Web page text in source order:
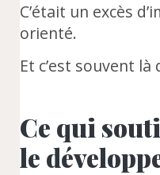
C’était un excès
orienté.
Et c’est souvent
Ce qui
le